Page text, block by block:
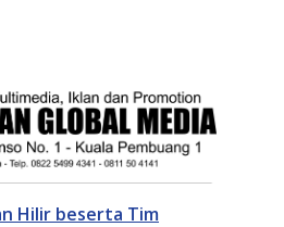
Hilir beserta Tim